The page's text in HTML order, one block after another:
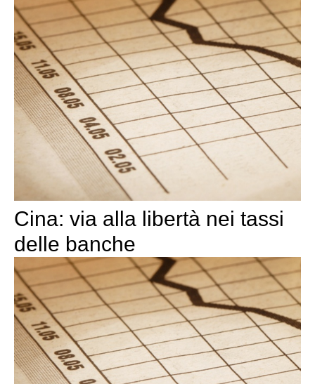
Cina: via alla libertà nei tassi
delle banche